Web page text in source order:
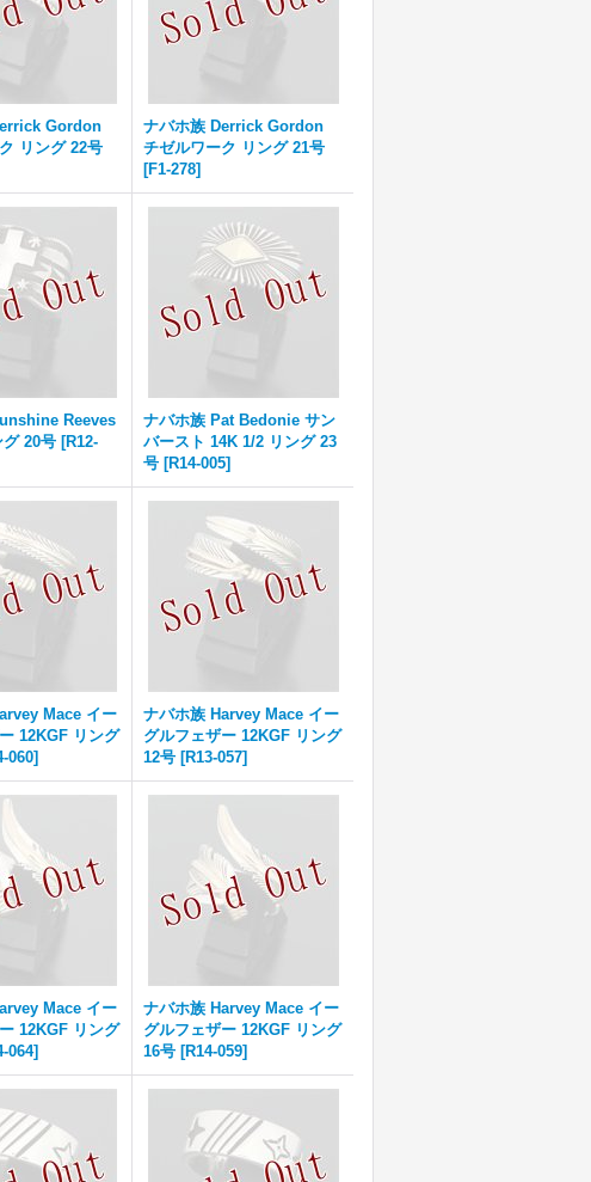
Gordon
リング 22号
ナバホ族 Derrick Gordon
チゼルワーク リング 21号
[F1-278]
Reeves
グ 20号 [R12-
ナバホ族 Pat Bedonie サン
バースト 14K 1/2 リング 23
号 [R14-005]
Mace イー
12KGF リング
060]
ナバホ族 Harvey Mace イー
グルフェザー 12KGF リング
12号 [R13-057]
Mace イー
12KGF リング
064]
ナバホ族 Harvey Mace イー
グルフェザー 12KGF リング
16号 [R14-059]